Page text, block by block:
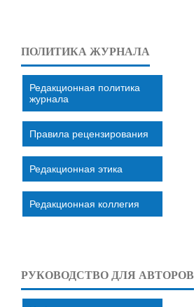
ПОЛИТИКА ЖУРНАЛА
Редакционная политика
журнала
Правила рецензирования
Редакционная этика
Редакционная коллегия
РУКОВОДСТВО ДЛЯ АВТОРОВ